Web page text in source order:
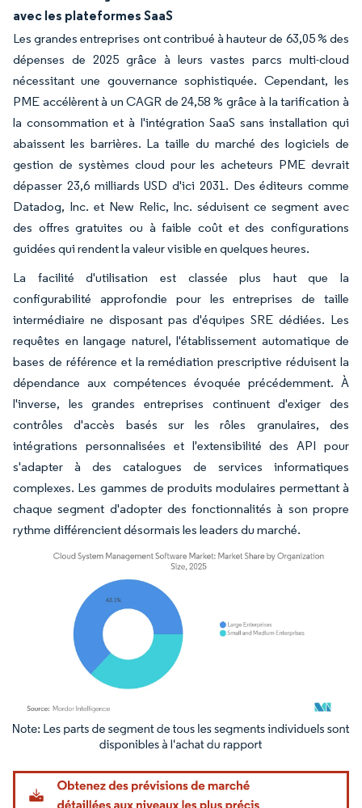
avec les plateformes SaaS
Les grandes entreprises ont contribué à hauteur de 63,05 % des
dépenses de 2025 grâce à leurs vastes parcs multi-cloud
nécessitant une gouvernance sophistiquée. Cependant, les
PME accélèrent à un CAGR de 24,58 % grâce à la tarification à
la consommation et à l'intégration SaaS sans installation qui
abaissent les barrières. La taille du marché des logiciels de
gestion de systèmes cloud pour les acheteurs PME devrait
dépasser 23,6 milliards USD d'ici 2031. Des éditeurs comme
Datadog, Inc. et New Relic, Inc. séduisent ce segment avec
des offres gratuites ou à faible coût et des configurations
guidées qui rendent la valeur visible en quelques heures.
La facilité d'utilisation est classée plus haut que la
configurabilité approfondie pour les entreprises de taille
intermédiaire ne disposant pas d'équipes SRE dédiées. Les
requêtes en langage naturel, l'établissement automatique de
bases de référence et la remédiation prescriptive réduisent la
dépendance aux compétences évoquée précédemment. À
l'inverse, les grandes entreprises continuent d'exiger des
contrôles d'accès basés sur les rôles granulaires, des
intégrations personnalisées et l'extensibilité des API pour
s'adapter à des catalogues de services informatiques
complexes. Les gammes de produits modulaires permettant à
chaque segment d'adopter des fonctionnalités à son propre
rythme différencient désormais les leaders du marché.
Image © Mordor Intelligence. La réutilisation nécessite une attribution sous CC BY